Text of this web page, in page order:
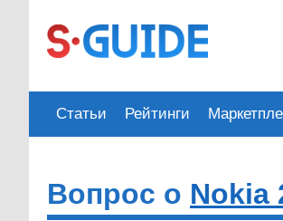
Статьи Рейтинги
Вопрос о Nokia